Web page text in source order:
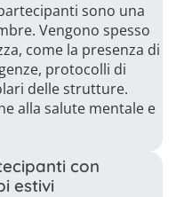
sono una
Vengono spesso
come la presenza di
protocolli di
delle strutture.
alla salute mentale e
con
estivi